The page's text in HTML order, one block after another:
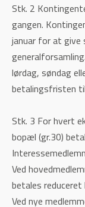
Stk. 2
gangen.
januar for at give
lørdag, søndag
betalingsfristen
Stk. 3 For hvert
bopæl (gr.30)
Ved
betales
Ved nye